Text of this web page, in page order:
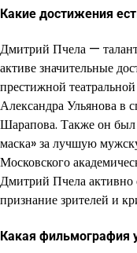
Какие достижения
Дмитрий Пчела —
активе значительные
престижной
Александра Ульянова в
Шарапова. Также он
маска» за лучшую
Московского
Дмитрий Пчела активно
признание зрителей и
Какая фильмография